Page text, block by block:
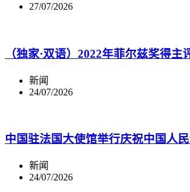
27/07/2026
（独家·双语）2022年菲尔兹奖得
新闻
24/07/2026
中国驻法国大使馆举行庆祝中国人
新闻
24/07/2026